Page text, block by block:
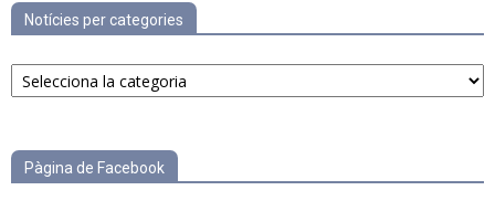
Notícies per categories
Notícies
per
Pàgina de Facebook